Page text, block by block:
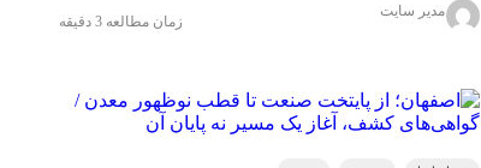
مدیر سایت
زمان مطالعه 3 دقیقه